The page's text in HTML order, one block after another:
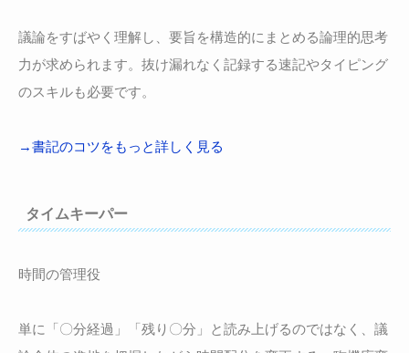
議論をすばやく理解し、要旨を構造的にまとめる論理的思考
力が求められます。抜け漏れなく記録する速記やタイピング
のスキルも必要です。
→書記のコツをもっと詳しく見る
タイムキーパー
時間の管理役
単に「〇分経過」「残り〇分」と読み上げるのではなく、議